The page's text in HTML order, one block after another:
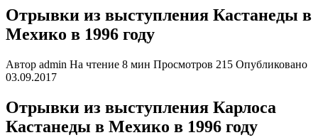
Отрывки из выступления Кастанеды в
Мехико в 1996 году
Автор admin На чтение 8 мин Просмотров 215 Опубликовано
03.09.2017
Отрывки из выступления Карлоса
Кастанеды в Мехико в 1996 году